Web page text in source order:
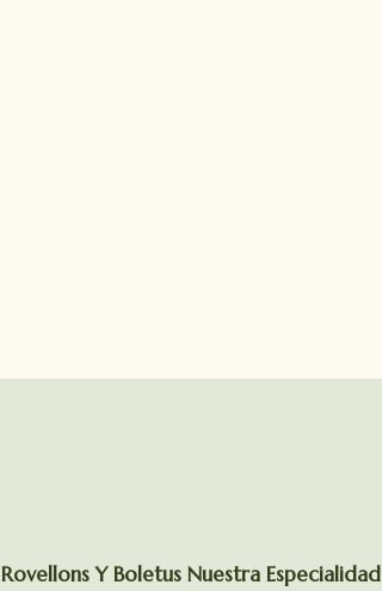
Rovellons Y Boletus Nuestra Especialidad